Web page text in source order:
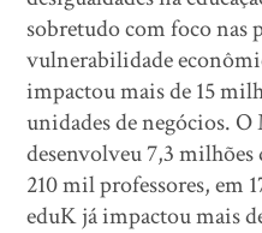
sobretudo com foco nas
vulnerabilidade
impactou mais de 15
unidades de negócios.
desenvolveu 7,3 milhões
210 mil professores, em
eduK já impactou mais